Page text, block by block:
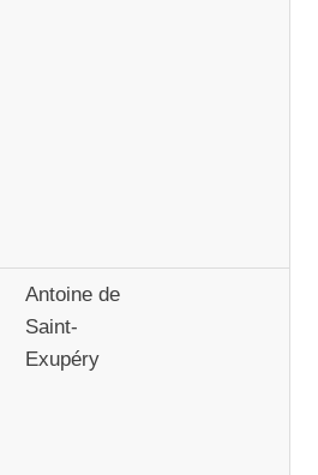
Antoine de
Saint-
Exupéry